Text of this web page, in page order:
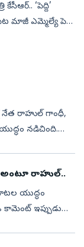
‘పెద్ది’
మాజీ ఎమ్మెల్యే పెద్ది
నేత రాహుల్‌ గాంధీ,
నడిచింది.
రాహుల్‌..
యుద్ధం
ఇప్పుడు